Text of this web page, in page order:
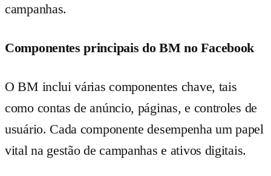
campanhas.
Componentes principais do BM no Facebook
O BM inclui várias componentes chave, tais
como contas de anúncio, páginas, e controles de
usuário. Cada componente desempenha um papel
vital na gestão de campanhas e ativos digitais.